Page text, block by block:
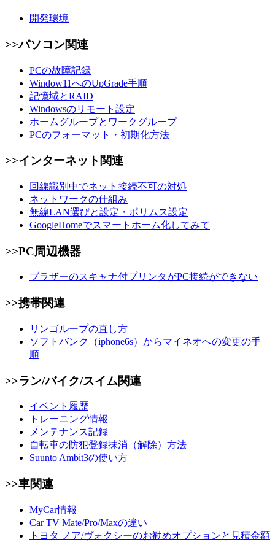
開発環境
>>パソコン関連
PCの故障記録
Window11へのUpGrade手順
記憶域とRAID
Windowsのリモート設定
ホームグループとワークグループ
PCのフォーマット・初期化方法
>>インターネット関連
回線識別中でネット接続不可の対処
ネットワークの仕組み
無線LAN選びと設定・ポリムス設定
GoogleHomeでスマートホーム化してみて
>>PC周辺機器
ブラザーのスキャナ付プリンタがPC接続ができない
>>携帯関連
リンゴループの直し方
ソフトバンク（iphone6s）からマイネオへの変更の手
順
>>ラン/バイク/スイム関連
イベント履歴
トレーニング情報
メンテナンス記録
自転車の防犯登録抹消（解除）方法
Suunto Ambit3の使い方
>>車関連
MyCar情報
Car TV Mate/Pro/Maxの違い
トヨタ ノア/ヴォクシーのお勧めオプションと見積金額